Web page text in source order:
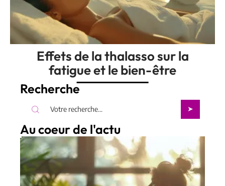
Effets de la thalasso sur la
fatigue et le bien-être
Recherche
Au coeur de l'actu